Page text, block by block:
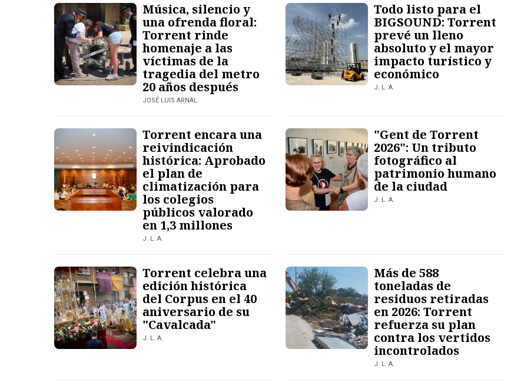
Música, silencio y
una ofrenda floral:
Torrent rinde
homenaje a las
víctimas de la
tragedia del metro
20 años después
JOSÉ LUIS ARNAL
Todo listo para el
BIGSOUND: Torrent
prevé un lleno
absoluto y el mayor
impacto turístico y
económico
J. L. A.
Torrent encara una
reivindicación
histórica: Aprobado
el plan de
climatización para
los colegios
públicos valorado
en 1,3 millones
J. L. A.
"Gent de Torrent
2026": Un tributo
fotográfico al
patrimonio humano
de la ciudad
J. L. A.
Torrent celebra una
edición histórica
del Corpus en el 40
aniversario de su
"Cavalcada"
J. L. A.
Más de 588
toneladas de
residuos retiradas
en 2026: Torrent
refuerza su plan
contra los vertidos
incontrolados
J. L. A.